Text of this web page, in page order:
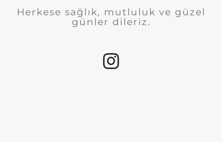
Herkese sağlık, mutluluk ve güzel
günler dileriz.